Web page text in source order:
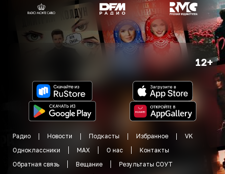
12+
Радио Новости Подкасты Избранное
VK
Одноклассники
MAX О нас
Контакты
Обратная связь
Вещание
Результаты СОУТ